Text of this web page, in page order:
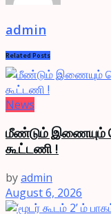
admin
Related Posts
News
மீண்டும் இணையும்
கூட்டணி !
byadmin
August 6, 2026